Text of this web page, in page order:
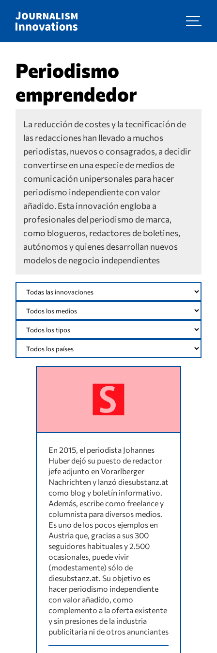
Periodismo
emprendedor
La reducción de costes y la tecnificación de
las redacciones han llevado a muchos
periodistas, nuevos o consagrados, a decidir
convertirse en una especie de medios de
comunicación unipersonales para hacer
periodismo independiente con valor
añadido. Esta innovación engloba a
profesionales del periodismo de marca,
como blogueros, redactores de boletines,
autónomos y quienes desarrollan nuevos
modelos de negocio independientes
En 2015, el periodista Johannes
Huber dejó su puesto de redactor
jefe adjunto en Vorarlberger
Nachrichten y lanzó diesubstanz.at
como blog y boletín informativo.
Además, escribe como freelance y
columnista para diversos medios.
Es uno de los pocos ejemplos en
Austria que, gracias a sus 300
seguidores habituales y 2.500
ocasionales, puede vivir
(modestamente) sólo de
diesubstanz.at. Su objetivo es
hacer periodismo independiente
con valor añadido, como
complemento a la oferta existente
y sin presiones de la industria
publicitaria ni de otros anunciantes